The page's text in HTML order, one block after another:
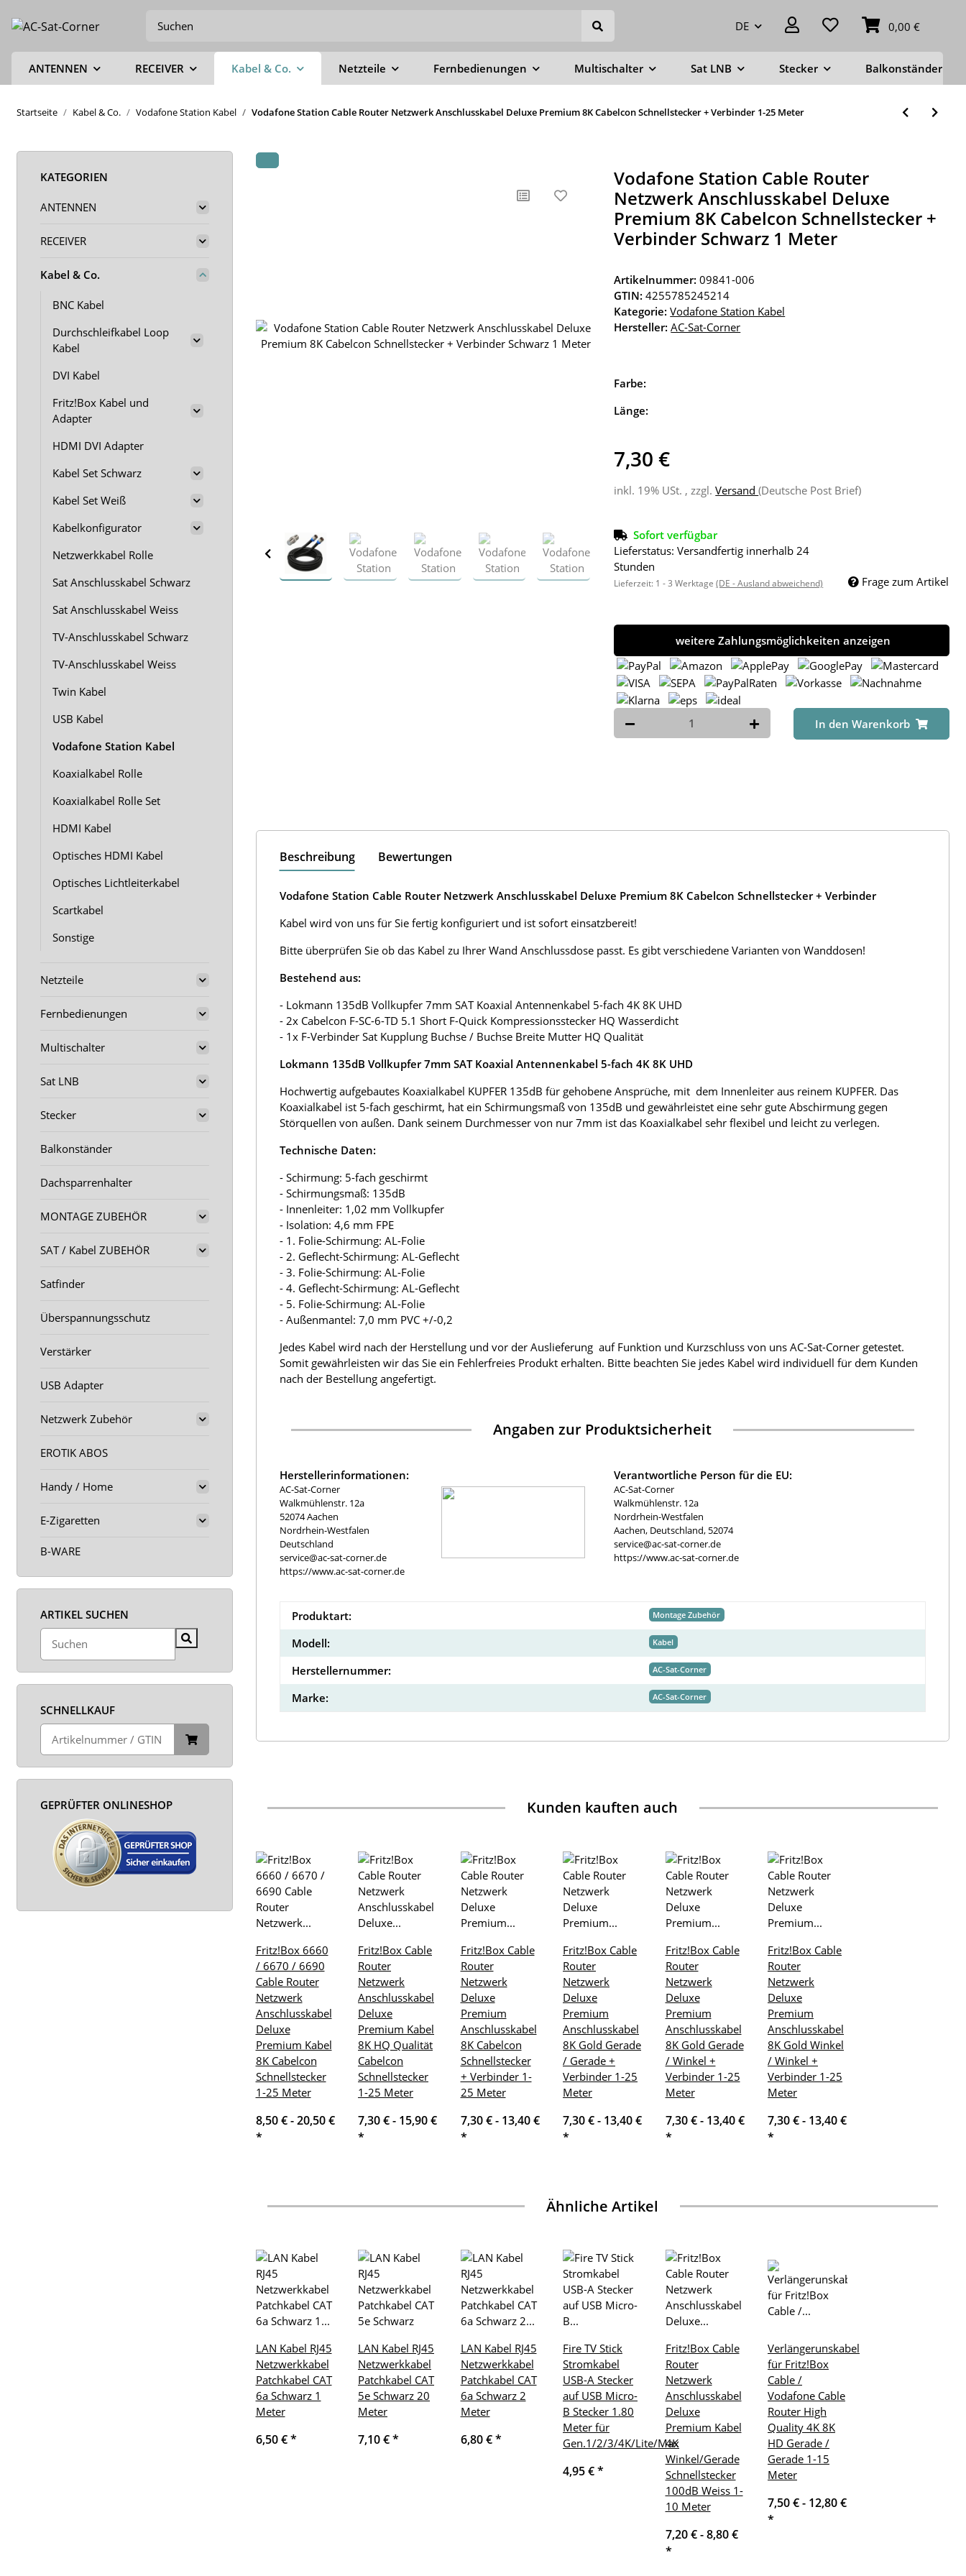
DE 0,00 €
ANTENNEN RECEIVER Kabel & Co. Netzteile Fernbedienungen Multischalter Sat LNB Stecker Balkonständer
Startseite Kabel & Co. Vodafone Station Kabel Vodafone Station Cable Router Netzwerk Anschlusskabel Deluxe Premium 8K Cabelcon Schnellstecker + Verbinder 1-25 Meter
Vodafone Station Cable Router
Netzwerk Anschlusskabel Deluxe
Premium 8K Cabelcon Schnellstecker +
Verbinder Schwarz 1 Meter
Artikelnummer:09841-006
GTIN: 4255785245214
Kategorie:Vodafone Station Kabel
Hersteller: AC-Sat-Corner
Farbe:
Länge:
7,30 €
inkl. 19% USt. , zzgl.Versand(Deutsche Post Brief)
Sofort verfügbar
Lieferstatus: Versandfertig innerhalb 24
Stunden
Lieferzeit: 1 - 3 Werktage(DE - Ausland abweichend) Frage zum Artikel
weitere Zahlungsmöglichkeiten anzeigen
In den Warenkorb
Beschreibung Bewertungen
Vodafone Station Cable Router Netzwerk Anschlusskabel Deluxe Premium 8K Cabelcon Schnellstecker + Verbinder
Kabel wird von uns für Sie fertig konfiguriert und ist sofort einsatzbereit!
Bitte überprüfen Sie ob das Kabel zu Ihrer Wand Anschlussdose passt. Es gibt verschiedene Varianten von Wanddosen!
Bestehend aus:
- Lokmann 135dB Vollkupfer 7mm SAT Koaxial Antennenkabel 5-fach 4K 8K UHD
- 2x Cabelcon F-SC-6-TD 5.1 Short F-Quick Kompressionsstecker HQ Wasserdicht
- 1x F-Verbinder Sat Kupplung Buchse / Buchse Breite Mutter HQ Qualität
Lokmann 135dB Vollkupfer 7mm SAT Koaxial Antennenkabel 5-fach 4K 8K UHD
Hochwertig aufgebautes Koaxialkabel KUPFER 135dB für gehobene Ansprüche, mit dem Innenleiter aus reinem KUPFER. Das
Koaxialkabel ist 5-fach geschirmt, hat ein Schirmungsmaß von 135dB und gewährleistet eine sehr gute Abschirmung gegen
Störquellen von außen. Dank seinem Durchmesser von nur 7mm ist das Koaxialkabel sehr flexibel und leicht zu verlegen.
Technische Daten:
- Schirmung: 5-fach geschirmt
- Schirmungsmaß: 135dB
- Innenleiter: 1,02 mm Vollkupfer
- Isolation: 4,6 mm FPE
- 1. Folie-Schirmung: AL-Folie
- 2. Geflecht-Schirmung: AL-Geflecht
- 3. Folie-Schirmung: AL-Folie
- 4. Geflecht-Schirmung: AL-Geflecht
- 5. Folie-Schirmung: AL-Folie
- Außenmantel: 7,0 mm PVC +/-0,2
Jedes Kabel wird nach der Herstellung und vor der Auslieferung auf Funktion und Kurzschluss von uns AC-Sat-Corner getestet.
Somit gewährleisten wir das Sie ein Fehlerfreies Produkt erhalten. Bitte beachten Sie jedes Kabel wird individuell für dem Kunden
nach der Bestellung angefertigt.
Angaben zur Produktsicherheit
Herstellerinformationen:
AC-Sat-Corner
Walkmühlenstr. 12a
52074 Aachen
Nordrhein-Westfalen
Deutschland
service@ac-sat-corner.de
https://www.ac-sat-corner.de
Verantwortliche Person für die EU:
AC-Sat-Corner
Walkmühlenstr. 12a
Nordrhein-Westfalen
Aachen, Deutschland, 52074
service@ac-sat-corner.de
https://www.ac-sat-corner.de
Produktart: Montage Zubehör
Modell: Kabel
Herstellernummer: AC-Sat-Corner
Marke: AC-Sat-Corner
Kunden kauften auch
Fritz!Box 6660
/ 6670 / 6690
Cable Router
Netzwerk
Anschlusskabel
Deluxe
Premium Kabel
8K Cabelcon
Schnellstecker
1-25 Meter
8,50 € -20,50 €
*
Fritz!Box Cable
Router
Netzwerk
Anschlusskabel
Deluxe
Premium Kabel
8K HQ Qualität
Cabelcon
Schnellstecker
1-25 Meter
7,30 € - 15,90 €
*
Fritz!Box Cable
Router
Netzwerk
Deluxe
Premium
Anschlusskabel
8K Cabelcon
Schnellstecker
+ Verbinder 1-
25 Meter
7,30 € - 13,40 €
*
Fritz!Box Cable
Router
Netzwerk
Deluxe
Premium
Anschlusskabel
8K Gold Gerade
/ Gerade +
Verbinder 1-25
Meter
7,30 € - 13,40 €
*
Fritz!Box Cable
Router
Netzwerk
Deluxe
Premium
Anschlusskabel
8K Gold Gerade
/ Winkel +
Verbinder 1-25
Meter
7,30 € - 13,40 €
*
Fritz!Box Cable
Router
Netzwerk
Deluxe
Premium
Anschlusskabel
8K Gold Winkel
/ Winkel +
Verbinder 1-25
Meter
7,30 € - 13,40 €
*
Ähnliche Artikel
LAN Kabel RJ45
Netzwerkkabel
Patchkabel CAT
6a Schwarz 1
Meter
6,50 €*
LAN Kabel RJ45
Netzwerkkabel
Patchkabel CAT
5e Schwarz 20
Meter
7,10 €*
LAN Kabel RJ45
Netzwerkkabel
Patchkabel CAT
6a Schwarz 2
Meter
6,80 €*
Fire TV Stick
Stromkabel
USB-A Stecker
auf USB Micro-
B Stecker 1.80
Meter für
Gen.1/2/3/4K/Lite/Max
4,95 €*
Fritz!Box Cable
Router
Netzwerk
Anschlusskabel
Deluxe
Premium Kabel
4K
Winkel/Gerade
Schnellstecker
100dB Weiss 1-
10 Meter
7,20 € -8,80 €
*
Verlängerunskabel
für Fritz!Box
Cable /
Vodafone Cable
Router High
Quality 4K 8K
HD Gerade /
Gerade 1-15
Meter
7,50 € - 12,80 €
*
KATEGORIEN
ANTENNEN
RECEIVER
Kabel & Co.
BNC Kabel
Durchschleifkabel Loop
Kabel
DVI Kabel
Fritz!Box Kabel und
Adapter
HDMI DVI Adapter
Kabel Set Schwarz
Kabel Set Weiß
Kabelkonfigurator
Netzwerkkabel Rolle
Sat Anschlusskabel Schwarz
Sat Anschlusskabel Weiss
TV-Anschlusskabel Schwarz
TV-Anschlusskabel Weiss
Twin Kabel
USB Kabel
Vodafone Station Kabel
Koaxialkabel Rolle
Koaxialkabel Rolle Set
HDMI Kabel
Optisches HDMI Kabel
Optisches Lichtleiterkabel
Scartkabel
Sonstige
Netzteile
Fernbedienungen
Multischalter
Sat LNB
Stecker
Balkonständer
Dachsparrenhalter
MONTAGE ZUBEHÖR
SAT / Kabel ZUBEHÖR
Satfinder
Überspannungsschutz
Verstärker
USB Adapter
Netzwerk Zubehör
EROTIK ABOS
Handy / Home
E-Zigaretten
B-WARE
ARTIKEL SUCHEN
SCHNELLKAUF
GEPRÜFTER ONLINESHOP